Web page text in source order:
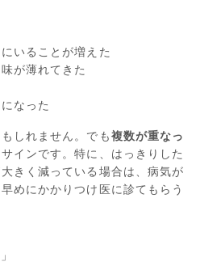
いることが増えた
が薄れてきた
なった
しれません。でも複数が重なっ
インです。特に、はっきりした
きく減っている場合は、病気が
めにかかりつけ医に診てもらう